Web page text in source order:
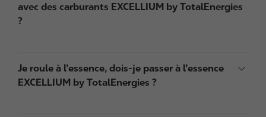
avec des carburants EXCELLIUM by TotalEnergies
?
Je roule à l’essence, dois-je passer à l’essence
EXCELLIUM by TotalEnergies ?